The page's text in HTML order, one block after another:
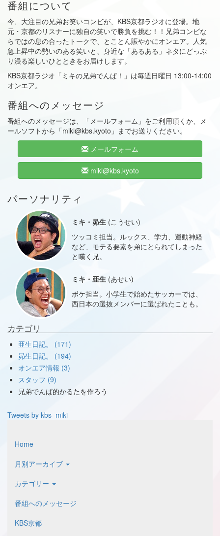
番組について
今、大注目の兄弟お笑いコンビが、KBS京都ラジオに登場。地
元・京都のリスナーに独自の笑いで勝負を挑む！！兄弟コンビな
らではの息の合ったトークで、とことん賑やかにオンエア。人気
急上昇中の勢いのある笑いと、身近な「あるある」ネタにどっぷ
り浸る楽しいひとときをお届けします。
KBS京都ラジオ「ミキの兄弟でんぱ！」は毎週日曜日 13:00-14:00
オンエア。
番組へのメッセージ
番組へのメッセージは、「メールフォーム」をご利用頂くか、メ
ールソフトから「miki@kbs.kyoto」までお送りください。
メールフォーム
miki@kbs.kyoto
パーソナリティ
ミキ・昴生 (こうせい)
ツッコミ担当。ルックス、学力、運動神経
など、モテる要素を弟にとられてしまった
と嘆く兄。
ミキ・亜生 (あせい)
ボケ担当。小学生で始めたサッカーでは、
西日本の選抜メンバーに選ばれたことも。
カテゴリ
亜生日記。 (171)
昴生日記。 (194)
オンエア情報 (3)
スタッフ (9)
兄弟でんぱ的かるたを作ろう
Tweets by kbs_miki
Home
月別アーカイブ
カテゴリー
番組へのメッセージ
KBS京都